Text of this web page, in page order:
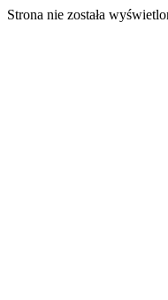
Strona nie została